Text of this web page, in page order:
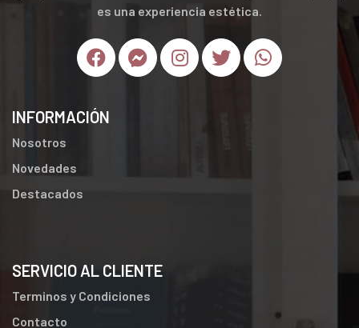
es una experiencia estética.
INFORMACIÓN
Nosotros
Novedades
Destacados
SERVICIO AL CLIENTE
Terminos y Condiciones
Contacto